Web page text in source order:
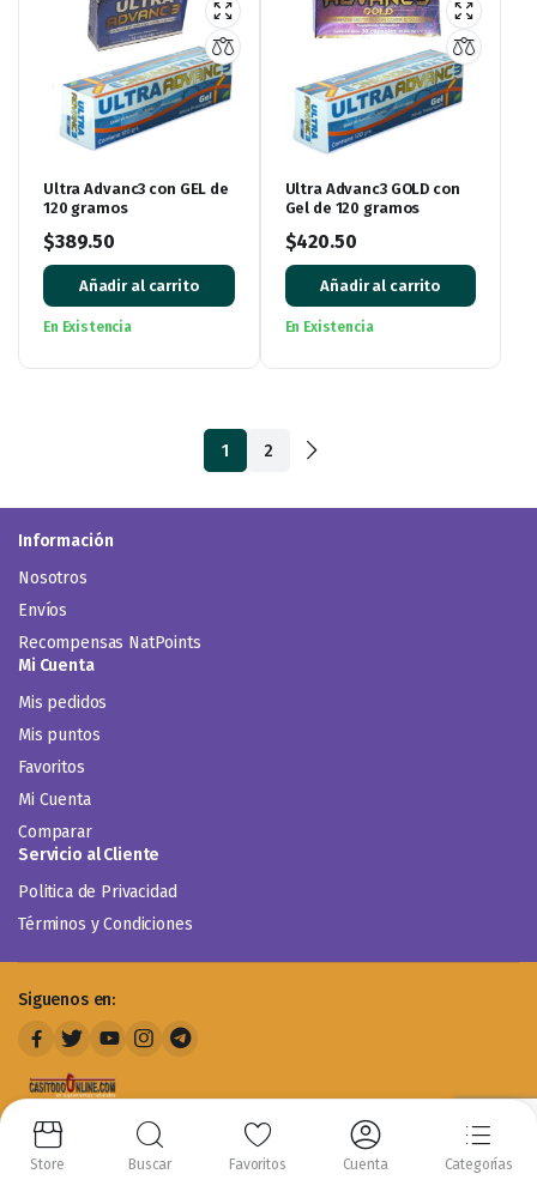
Ultra Advanc3 con GEL de
120 gramos
$389.50
Añadir al carrito
En Existencia
Ultra Advanc3 GOLD con
Gel de 120 gramos
$420.50
Añadir al carrito
En Existencia
1 2
Información
Nosotros
Envíos
Recompensas NatPoints
Mi Cuenta
Mis pedidos
Mis puntos
Favoritos
Mi Cuenta
Comparar
Servicio al Cliente
Politica de Privacidad
Términos y Condiciones
Siguenos en:
Copyright 2014-2024 © Casitodoonline. Todos los Derechos Reservados .
Store Buscar Favoritos Cuenta Categorías